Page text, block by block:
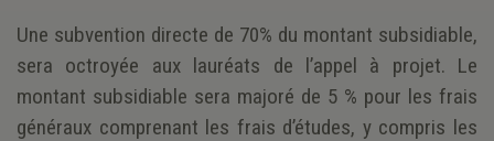
Une subvention directe de 70% du montant subsidiable,
sera octroyée aux lauréats de l’appel à projet. Le
montant subsidiable sera majoré de 5 % pour les frais
généraux comprenant les frais d’études, y compris les